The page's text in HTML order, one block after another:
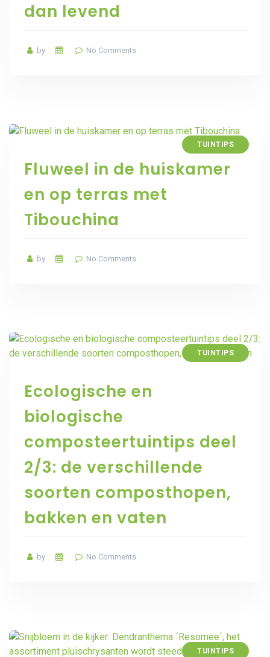
dan levend
by No Comments
TUINTIPS
Fluweel in de huiskamer
en op terras met
Tibouchina
by No Comments
TUINTIPS
Ecologische en
biologische
composteertuintips deel
2/3: de verschillende
soorten composthopen,
bakken en vaten
by No Comments
TUINTIPS